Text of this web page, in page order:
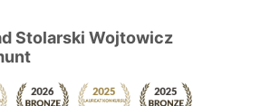
Stolarski Wojtowicz